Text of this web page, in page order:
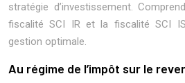
stratégie d’investissement.
fiscalité SCI IR et la fiscalité SCI
gestion optimale.
Au régime de l’impôt sur le